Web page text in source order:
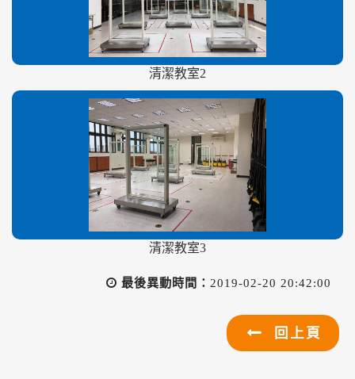
清潔教室2
清潔教室3
最後異動時間： 2019-02-20 20:42:00
回上頁